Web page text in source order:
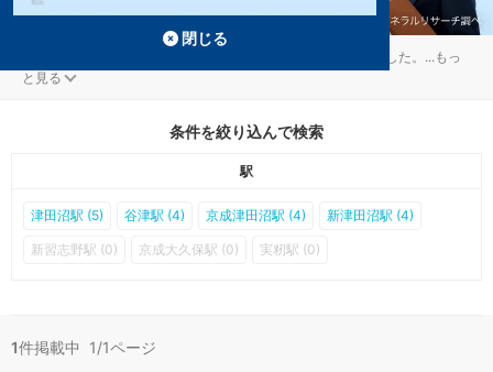
習志野の税金・お金対策を扱う税理士事務所が1件見つかりました。 ...もっ
と見る
条件を絞り込んで検索
駅
津田沼駅 (5) 谷津駅 (4) 京成津田沼駅 (4) 新津田沼駅 (4)
新習志野駅 (0) 京成大久保駅 (0) 実籾駅 (0)
1件掲載中 1/1ページ
閉じる